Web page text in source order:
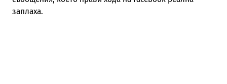
заплаха.